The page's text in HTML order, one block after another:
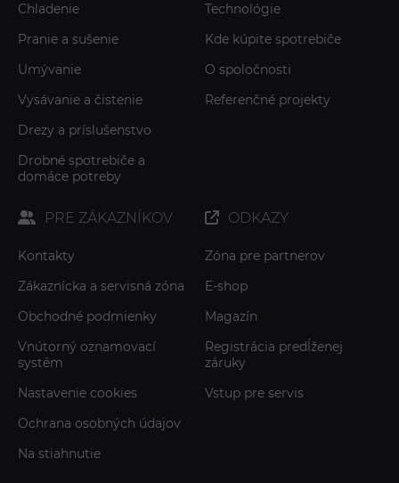
Chladenie
Pranie a sušenie
Umývanie
Vysávanie a čistenie
Drezy a príslušenstvo
Drobné spotrebiče a
domáce potreby
Technológie
Kde kúpite spotrebiče
O spoločnosti
Referenčné projekty
PRE ZÁKAZNÍKOV
Kontakty
Zákaznícka a servisná zóna
Obchodné podmienky
Vnútorný oznamovací
systém
Nastavenie cookies
Ochrana osobných údajov
Na stiahnutie
ODKAZY
Zóna pre partnerov
E-shop
Magazín
Registrácia predĺženej
záruky
Vstup pre servis